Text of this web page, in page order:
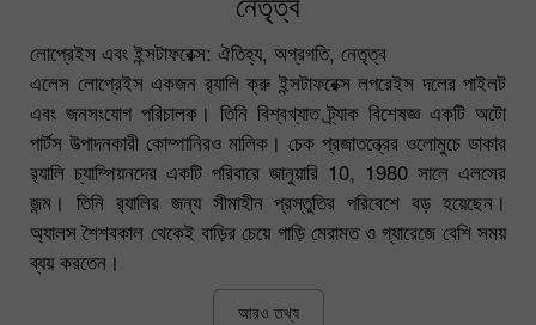
লোপ্রেইস এবং ইন্সটাফরেক্স: ঐতিহ্য, অগ্রগতি, নেতৃত্ব
এলেস লোপ্রেইস একজন র‌্যালি ক্রু ইন্সটাফরেক্স লপরেইস দলের পাইলট
এবং জনসংযোগ পরিচালক। তিনি বিশ্বখ্যাত ট্র্যাক বিশেষজ্ঞ একটি অটো
পার্টস উত্পাদনকারী কোম্পানিরও মালিক। চেক প্রজাতন্ত্রের ওলোমুচে ডাকার
র‌্যালি চ্যাম্পিয়নদের একটি পরিবারে জানুয়ারি 10, 1980 সালে এলসের
জন্ম। তিনি র‍্যালির জন্য সীমাহীন প্রস্তুতির পরিবেশে বড় হয়েছেন।
অ্যালস শৈশবকাল থেকেই বাড়ির চেয়ে গাড়ি মেরামত ও গ্যারেজে বেশি সময়
ব্যয় করতেন।
আরও তথ্য